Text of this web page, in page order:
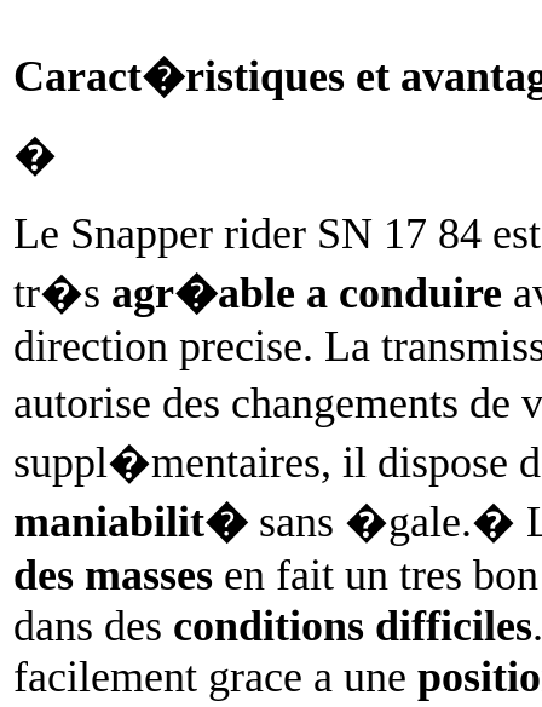
Caract�ristiques et
�
Le Snapper rider SN 17 84
tr�s agr�able a conduire
direction precise. La
autorise des changements
suppl�mentaires, il dispose
maniabilit� sans �gale.�
des masses en fait un tres
dans des conditions difficiles
facilement grace a une